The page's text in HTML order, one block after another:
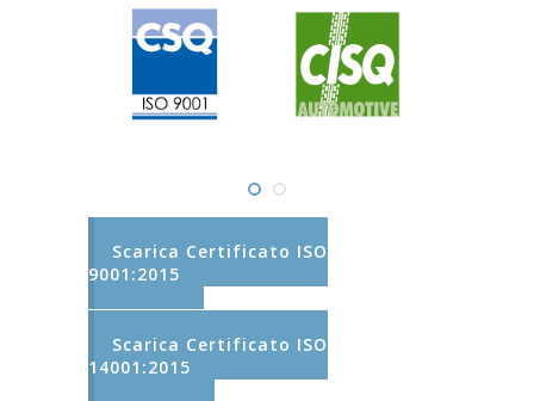
Scarica Certificato ISO
9001:2015
Scarica Certificato ISO
14001:2015